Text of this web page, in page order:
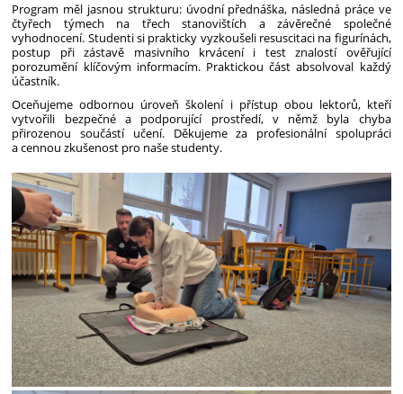
Program měl jasnou strukturu: úvodní přednáška, následná práce ve
čtyřech týmech na třech stanovištích a závěrečné společné
vyhodnocení. Studenti si prakticky vyzkoušeli resuscitaci na figurínách,
postup při zástavě masivního krvácení i test znalostí ověřující
porozumění klíčovým informacím. Praktickou část absolvoval každý
účastník.
Oceňujeme odbornou úroveň školení i přístup obou lektorů, kteří
vytvořili bezpečné a podporující prostředí, v němž byla chyba
přirozenou součástí učení. Děkujeme za profesionální spolupráci
a cennou zkušenost pro naše studenty.